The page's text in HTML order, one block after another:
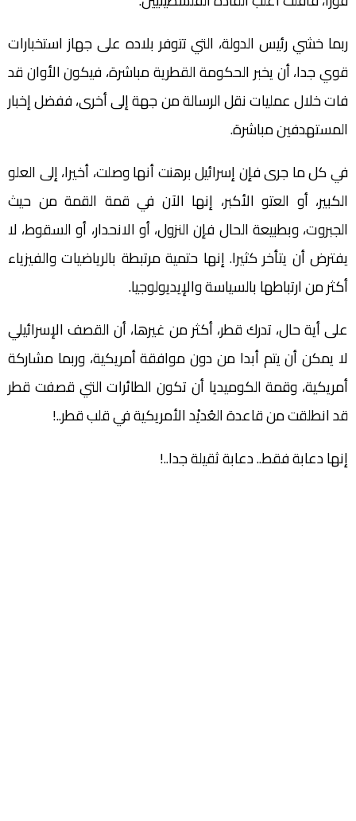
ربما خشي رئيس الدولة، التي تتوفر بلاده على جهاز استخبارات
قوي جدا، أن يخبر الحكومة القطرية مباشرة، فيكون الأوان قد
فات خلال عمليات نقل الرسالة من جهة إلى أخرى، ففضل إخبار
المستهدفين مباشرة.
في كل ما جرى فإن إسرائيل برهنت أنها وصلت، أخيرا، إلى العلو
الكبير، أو العتو الأكبر، إنها الآن في قمة القمة من حيث
الجبروت، وبطبيعة الحال فإن النزول، أو الانحدار، أو السقوط، لا
يفترض أن يتأخر كثيرا. إنها حتمية مرتبطة بالرياضيات والفيزياء
أكثر من ارتباطها بالسياسة والإيديولوجيا.
على أية حال، تدرك قطر، أكثر من غيرها، أن القصف الإسرائيلي
لا يمكن أن يتم أبدا من دون موافقة أمريكية، وربما مشاركة
أمريكية، وقمة الكوميديا أن تكون الطائرات التي قصفت قطر
قد انطلقت من قاعدة العُديْد الأمريكية في قلب قطر..!
إنها دعابة فقط.. دعابة ثقيلة جدا..!